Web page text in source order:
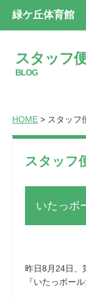
緑ケ丘体育館
スタッフ
BLOG
HOME > スタッフ
スタッフ
いたっボ
昨日8月24日、
『いたっボー